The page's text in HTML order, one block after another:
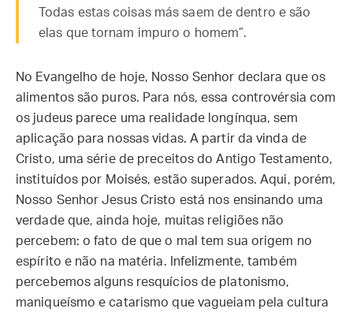
Todas estas coisas más saem de dentro e são
elas que tornam impuro o homem”.
No Evangelho de hoje, Nosso Senhor declara que os
alimentos são puros. Para nós, essa controvérsia com
os judeus parece uma realidade longínqua, sem
aplicação para nossas vidas. A partir da vinda de
Cristo, uma série de preceitos do Antigo Testamento,
instituídos por Moisés, estão superados. Aqui, porém,
Nosso Senhor Jesus Cristo está nos ensinando uma
verdade que, ainda hoje, muitas religiões não
percebem: o fato de que o mal tem sua origem no
espírito e não na matéria. Infelizmente, também
percebemos alguns resquícios de platonismo,
maniqueísmo e catarismo que vagueiam pela cultura